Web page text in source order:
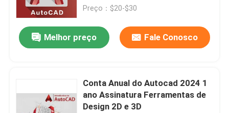
assinatura Mac/PC de 1 ano
Preço：$20-$30
Melhor preço Fale Conosco
Conta Anual do Autocad 2024 1
ano Assinatura Ferramentas de
Design 2D e 3D